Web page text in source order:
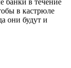
в кастрюле
они будут и